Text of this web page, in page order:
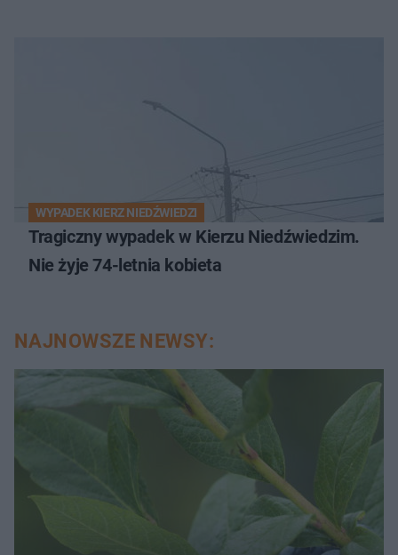
WYPADEK KIERZ NIEDŹWIEDZI
Tragiczny wypadek w Kierzu Niedźwiedzim.
Nie żyje 74-letnia kobieta
NAJNOWSZE NEWSY: